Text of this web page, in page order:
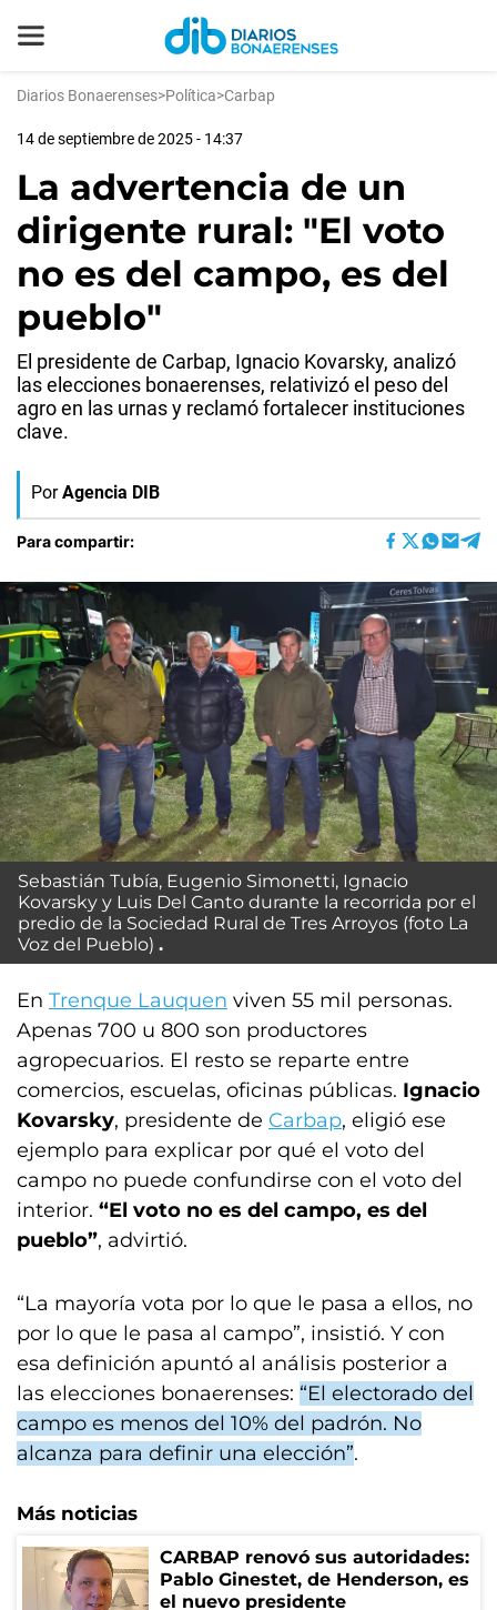
Diarios Bonaerenses>Política>Carbap
14 de septiembre de 2025 - 14:37
La advertencia de un
dirigente rural: "El voto
no es del campo, es del
pueblo"
El presidente de Carbap, Ignacio Kovarsky, analizó
las elecciones bonaerenses, relativizó el peso del
agro en las urnas y reclamó fortalecer instituciones
clave.
Por Agencia DIB
Para compartir:
Sebastián Tubía, Eugenio Simonetti, Ignacio
Kovarsky y Luis Del Canto durante la recorrida por el
predio de la Sociedad Rural de Tres Arroyos (foto La
Voz del Pueblo)
En Trenque Lauquen viven 55 mil personas.
Apenas 700 u 800 son productores
agropecuarios. El resto se reparte entre
comercios, escuelas, oficinas públicas. Ignacio
Kovarsky, presidente de Carbap, eligió ese
ejemplo para explicar por qué el voto del
campo no puede confundirse con el voto del
interior. “El voto no es del campo, es del
pueblo”, advirtió.
“La mayoría vota por lo que le pasa a ellos, no
por lo que le pasa al campo”, insistió. Y con
esa definición apuntó al análisis posterior a
las elecciones bonaerenses: “El electorado del
campo es menos del 10% del padrón. No
alcanza para definir una elección”.
Más noticias
CARBAP renovó sus autoridades:
Pablo Ginestet, de Henderson, es
el nuevo presidente